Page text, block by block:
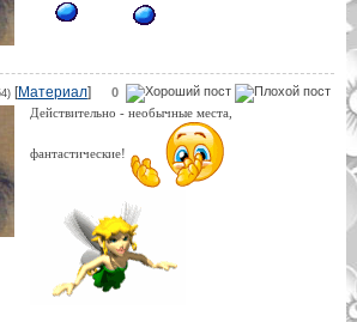
0
[Материал]
Действительно - необычные места,
фантастические!